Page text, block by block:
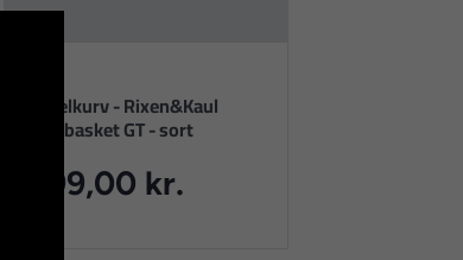
Cykelkurv - Rixen&Kaul
Bikebasket GT - sort
999,00 kr.